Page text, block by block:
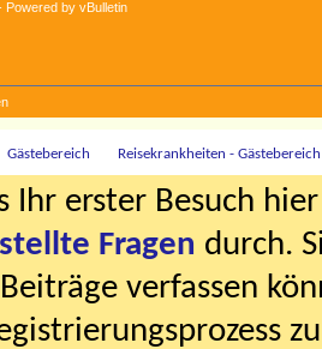
Gästebereich Reisekrankheiten - Gästebereich
Ihr erster Besuch
Fragen durch.
verfassen